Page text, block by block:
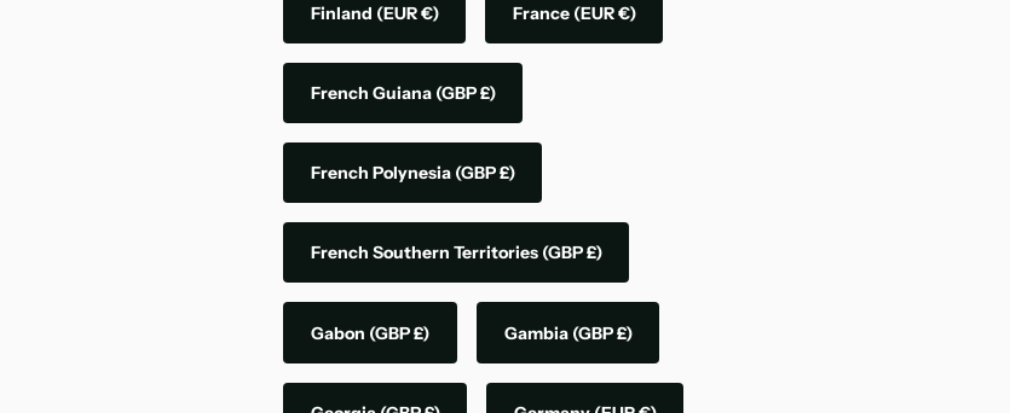
Finland (EUR €) France (EUR €)
French Guiana (GBP £)
French Polynesia (GBP £)
French Southern Territories (GBP £)
Gabon (GBP £) Gambia (GBP £)